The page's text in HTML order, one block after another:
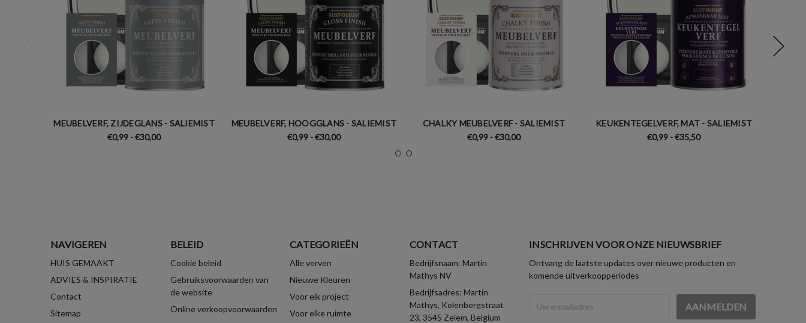
MEUBELVERF, ZIJDEGLANS - SALIEMIST
€0,99 - €30,00
MEUBELVERF, HOOGGLANS - SALIEMIST
€0,99 - €30,00
CHALKY MEUBELVERF - SALIEMIST
€0,99 - €30,00
KEUKENTEGELVERF, MAT - SALIEMIST
€0,99 - €35,50
NAVIGEREN
HUIS GEMAAKT
ADVIES & INSPIRATIE
Contact
Sitemap
BELEID
Cookie beleid
Gebruiksvoorwaarden van
de website
Online verkoopvoorwaarden
CATEGORIEËN
Alle verven
Nieuwe Kleuren
Voor elk project
Voor elke ruimte
CONTACT
Bedrijfsnaam: Martin
Mathys NV
Bedrijfsadres: Martin
Mathys, Kolenbergstraat
23, 3545 Zelem, Belgium
INSCHRIJVEN VOOR ONZE NIEUWSBRIEF
Ontvang de laatste updates over nieuwe producten en
komende uitverkoopperiodes
mailadres